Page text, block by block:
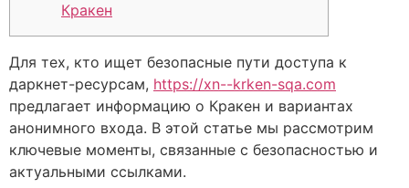
Кракен
Для тех, кто ищет безопасные пути доступа к
даркнет-ресурсам, https://xn--krken-sqa.com
предлагает информацию о Кракен и вариантах
анонимного входа. В этой статье мы рассмотрим
ключевые моменты, связанные с безопасностью и
актуальными ссылками.